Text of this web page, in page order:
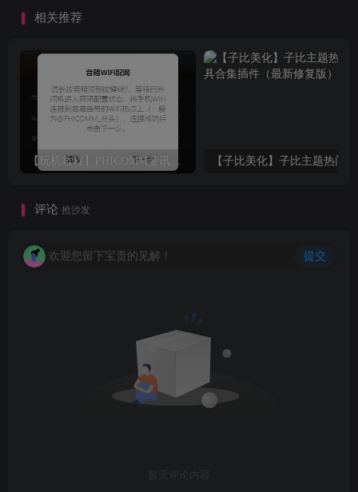
相关推荐
【玩机教程】PHICOMM斐讯R1音响免拆免Root完美复活
评论 抢沙发
欢迎您留下宝贵的见解！ 提交
暂无评论内容